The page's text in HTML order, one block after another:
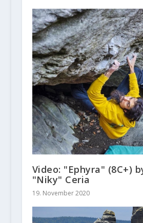
Video: "Ephyra" (8C+)
"Niky" Ceria
19. November 2020